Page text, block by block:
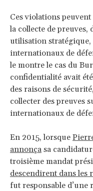
Ces violations
la collecte de preuves,
utilisation stratégique,
internationaux de
le montre le cas du
confidentialité avait
des raisons de
collecter des preuves
internationaux de
En 2015, lorsque
annonça sa
troisième mandat
descendirent dans les
fut responsable d’une